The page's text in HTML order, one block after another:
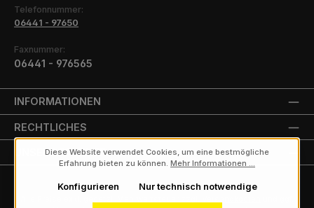
Telefonnummer:
06441 - 97650
Faxnummer:
06441 - 976565
INFORMATIONEN
RECHTLICHES
UNSERE PARTNER
Diese Website verwendet Cookies, um eine bestmögliche
Erfahrung bieten zu können. Mehr Informationen ...
Nur technisch notwendige
Konfigurieren